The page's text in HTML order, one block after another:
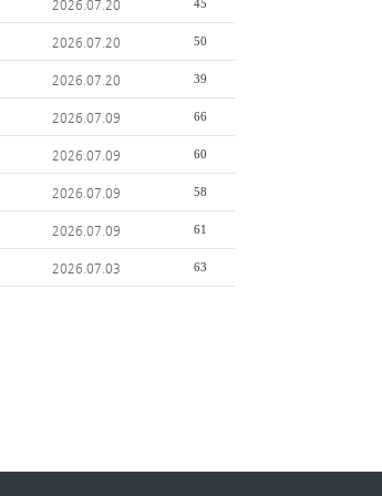
2026.07.20 45
2026.07.20 50
2026.07.20 39
2026.07.09 66
2026.07.09 60
2026.07.09 58
2026.07.09 61
2026.07.03 63